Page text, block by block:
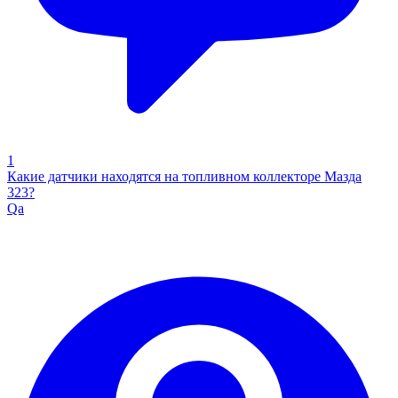
1
Какие датчики находятся на топливном коллекторе Мазда
323?
Qa